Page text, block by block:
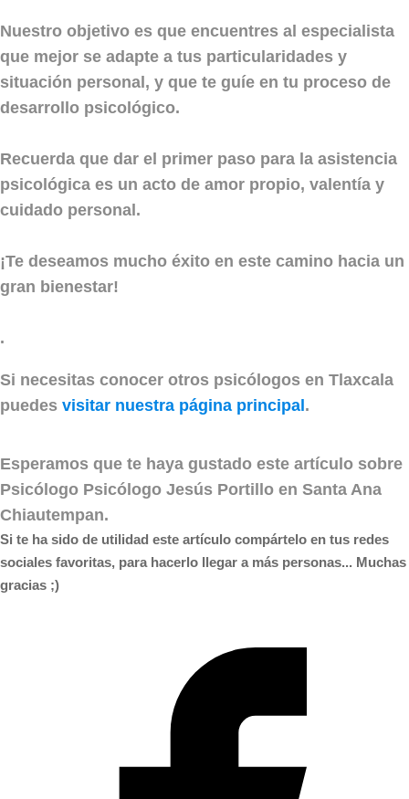
Nuestro objetivo es que encuentres al especialista
que mejor se adapte a tus particularidades y
situación personal, y que te guíe en tu proceso de
desarrollo psicológico.
Recuerda que dar el primer paso para la asistencia
psicológica es un acto de amor propio, valentía y
cuidado personal.
¡Te deseamos mucho éxito en este camino hacia un
gran bienestar!
.
Si necesitas conocer otros psicólogos en Tlaxcala
puedes visitar nuestra página principal.
Esperamos que te haya gustado este artículo sobre
Psicólogo Psicólogo Jesús Portillo en Santa Ana
Chiautempan.
Si te ha sido de utilidad este artículo compártelo en tus redes
sociales favoritas, para hacerlo llegar a más personas... Muchas
gracias ;)